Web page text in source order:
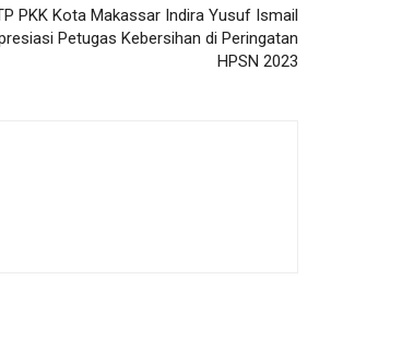
PKK Kota Makassar Indira Yusuf Ismail
Petugas Kebersihan di Peringatan
HPSN 2023